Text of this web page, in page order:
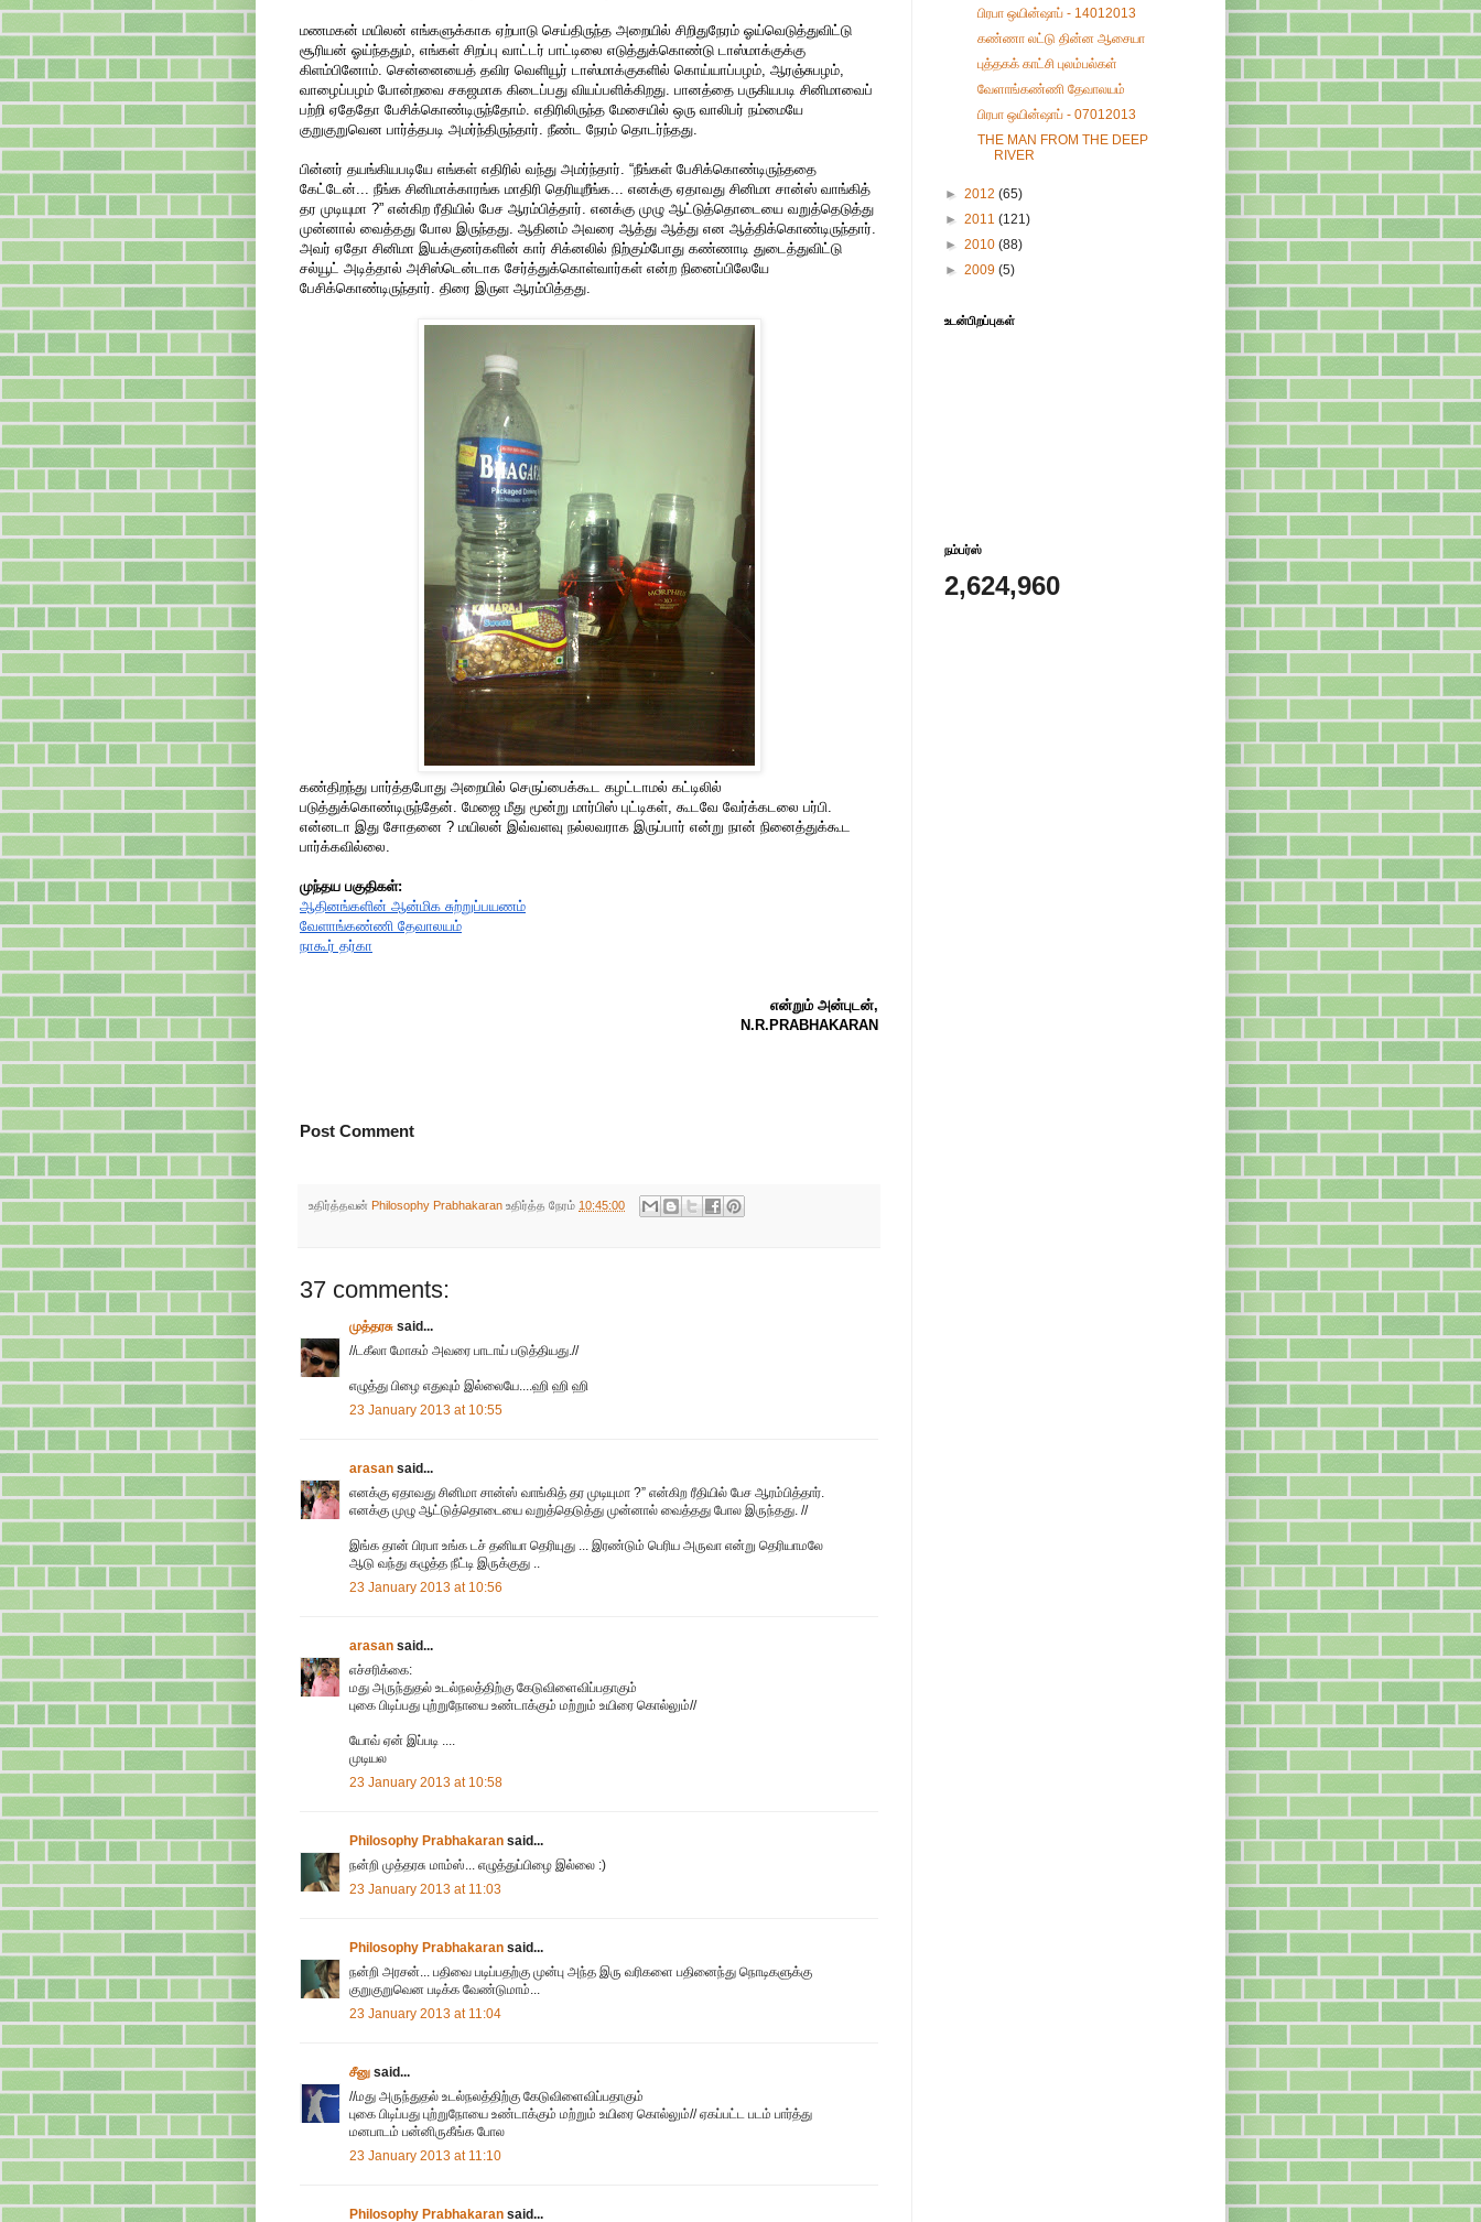
மணமகன் மயிலன் எங்களுக்காக ஏற்பாடு செய்திருந்த அறையில் சிறிதுநேரம் ஓய்வெடுத்துவிட்டு
சூரியன் ஓய்ந்ததும், எங்கள் சிறப்பு வாட்டர் பாட்டிலை எடுத்துக்கொண்டு டாஸ்மாக்குக்கு
கிளம்பினோம். சென்னையைத் தவிர வெளியூர் டாஸ்மாக்குகளில் கொய்யாப்பழம், ஆரஞ்சுபழம்,
வாழைப்பழம் போன்றவை சகஜமாக கிடைப்பது வியப்பளிக்கிறது. பானத்தை பருகியபடி சினிமாவைப்
பற்றி ஏதேதோ பேசிக்கொண்டிருந்தோம். எதிரிலிருந்த மேசையில் ஒரு வாலிபர் நம்மையே
குறுகுறுவென பார்த்தபடி அமர்ந்திருந்தார். நீண்ட நேரம் தொடர்ந்தது.
பின்னர் தயங்கியபடியே எங்கள் எதிரில் வந்து அமர்ந்தார். “நீங்கள் பேசிக்கொண்டிருந்ததை
கேட்டேன்... நீங்க சினிமாக்காரங்க மாதிரி தெரியுறீங்க... எனக்கு ஏதாவது சினிமா சான்ஸ் வாங்கித்
தர முடியுமா ?” என்கிற ரீதியில் பேச ஆரம்பித்தார். எனக்கு முழு ஆட்டுத்தொடையை வறுத்தெடுத்து
முன்னால் வைத்தது போல இருந்தது. ஆதினம் அவரை ஆத்து ஆத்து என ஆத்திக்கொண்டிருந்தார்.
அவர் ஏதோ சினிமா இயக்குனர்களின் கார் சிக்னலில் நிற்கும்போது கண்ணாடி துடைத்துவிட்டு
சல்யூட் அடித்தால் அசிஸ்டென்டாக சேர்த்துக்கொள்வார்கள் என்ற நினைப்பிலேயே
பேசிக்கொண்டிருந்தார். திரை இருள ஆரம்பித்தது.
கண்திறந்து பார்த்தபோது அறையில் செருப்பைக்கூட கழட்டாமல் கட்டிலில்
படுத்துக்கொண்டிருந்தேன். மேஜை மீது மூன்று மார்பிஸ் புட்டிகள், கூடவே வேர்க்கடலை பர்பி.
என்னடா இது சோதனை ? மயிலன் இவ்வளவு நல்லவராக இருப்பார் என்று நான் நினைத்துக்கூட
பார்க்கவில்லை.
முந்தய பகுதிகள்:
ஆதினங்களின் ஆன்மிக சுற்றுப்பயணம்
வேளாங்கண்ணி தேவாலயம்
நாகூர் தர்கா
என்றும் அன்புடன்,
N.R.PRABHAKARAN
Post Comment
உதிர்த்தவன் Philosophy Prabhakaran உதிர்த்த நேரம் 10:45:00
37 comments:
முத்தரசு said...
//டகீலா மோகம் அவரை பாடாய் படுத்தியது.//
எழுத்து பிழை எதுவும் இல்லையே....ஹி ஹி ஹி
23 January 2013 at 10:55
arasan said...
எனக்கு ஏதாவது சினிமா சான்ஸ் வாங்கித் தர முடியுமா ?” என்கிற ரீதியில் பேச ஆரம்பித்தார்.
எனக்கு முழு ஆட்டுத்தொடையை வறுத்தெடுத்து முன்னால் வைத்தது போல இருந்தது. //
இங்க தான் பிரபா உங்க டச் தனியா தெரியுது ... இரண்டும் பெரிய அருவா என்று தெரியாமலே
ஆடு வந்து கழுத்த நீட்டி இருக்குது ..
23 January 2013 at 10:56
arasan said...
எச்சரிக்கை:
மது அருந்துதல் உடல்நலத்திற்கு கேடுவிளைவிப்பதாகும்
புகை பிடிப்பது புற்றுநோயை உண்டாக்கும் மற்றும் உயிரை கொல்லும்//
யோவ் ஏன் இப்படி ....
முடியல
23 January 2013 at 10:58
Philosophy Prabhakaran said...
நன்றி முத்தரசு மாம்ஸ்... எழுத்துப்பிழை இல்லை :)
23 January 2013 at 11:03
Philosophy Prabhakaran said...
நன்றி அரசன்... பதிவை படிப்பதற்கு முன்பு அந்த இரு வரிகளை பதினைந்து நொடிகளுக்கு
குறுகுறுவென படிக்க வேண்டுமாம்...
23 January 2013 at 11:04
சீனு said...
//மது அருந்துதல் உடல்நலத்திற்கு கேடுவிளைவிப்பதாகும்
புகை பிடிப்பது புற்றுநோயை உண்டாக்கும் மற்றும் உயிரை கொல்லும்// ஏகப்பட்ட படம் பார்த்து
மனபாடம் பன்னிருகீங்க போல
23 January 2013 at 11:10
Philosophy Prabhakaran said...
பிரபா ஒயின்ஷாப் - 14012013
கண்ணா லட்டு தின்ன ஆசையா
புத்தகக் காட்சி புலம்பல்கள்
வேளாங்கண்ணி தேவாலயம்
பிரபா ஒயின்ஷாப் - 07012013
THE MAN FROM THE DEEP
RIVER
► 2012 (65)
► 2011 (121)
► 2010 (88)
► 2009 (5)
உடன்பிறப்புகள்
நம்பர்ஸ்
2,624,960